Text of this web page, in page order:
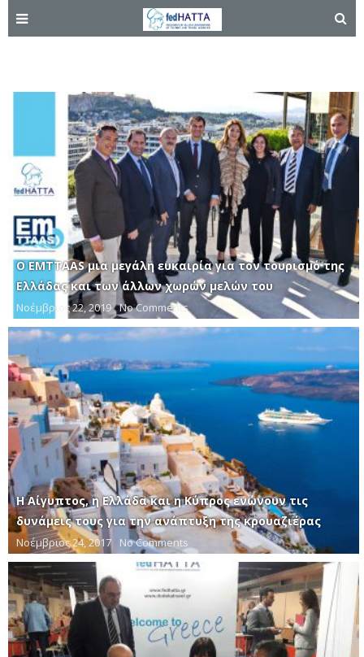
Ο EMTTAAS μια μεγάλη ευκαιρία για τον τουρισμό της
Ελλάδας και των άλλων χωρών μελών του
Νοέμβριος 22, 2019 No Comments
Η Αίγυπτος, η Ελλάδα και η Κύπρος ενώνουν τις
δυνάμεις τους για την ανάπτυξη της κρουαζιέρας
Νοέμβριος 24, 2017 No Comments